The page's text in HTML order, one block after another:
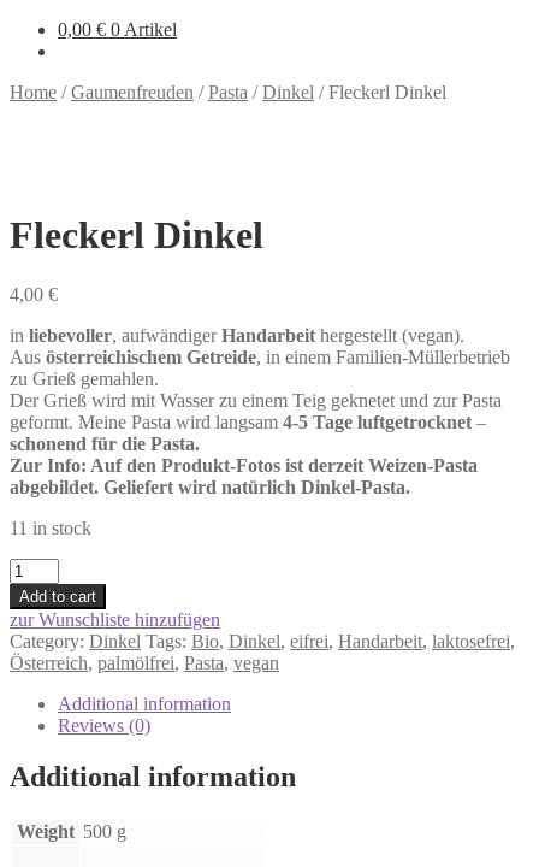
0,00 € 0 Artikel
Home /Gaumenfreuden /Pasta /Dinkel /Fleckerl Dinkel
Fleckerl Dinkel
4,00 €
in liebevoller, aufwändigerHandarbeit hergestellt (vegan).
Aus österreichischem Getreide, in einem Familien-Müllerbetrieb
zu Grieß gemahlen.
Der Grieß wird mit Wasser zu einem Teig geknetet und zur Pasta
geformt. Meine Pasta wird langsam 4-5 Tage luftgetrocknet –
schonend für die Pasta.
Zur Info: Auf den Produkt-Fotos ist derzeit Weizen-Pasta
abgebildet. Geliefert wird natürlich Dinkel-Pasta.
11 in stock
Fleckerl
Dinkel
quantity
Add to cart
zur Wunschliste hinzufügen
Category: Dinkel Tags: Bio, Dinkel, eifrei, Handarbeit, laktosefrei,
Österreich, palmölfrei, Pasta, vegan
Additional information
Reviews (0)
Additional information
Weight 500 g